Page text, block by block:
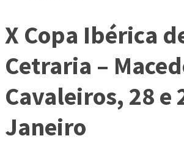
X Copa Ibérica
Cetraria –
Cavaleiros, 28 e
Janeiro